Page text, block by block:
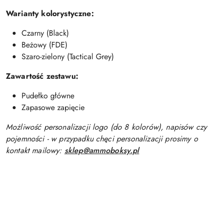
Warianty kolorystyczne:
Czarny (Black)
Beżowy (FDE)
Szaro-zielony (Tactical Grey)
Zawartość zestawu:
Pudełko główne
Zapasowe zapięcie
Możliwość personalizacji logo (do 8 kolorów), napisów czy
pojemności - w przypadku chęci personalizacji prosimy o
kontakt mailowy: sklep@ammoboksy.pl